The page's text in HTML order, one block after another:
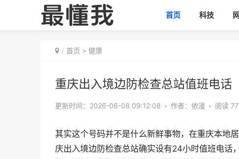
首页 科技
首页 > 健康
重庆出入境边防检查总站值班电话
更新时间：2026-06-08 09:12:08 • 作者：依漫 • 阅读
其实这个号码并不是什么新鲜事物，在重庆本地
庆出入境边防检查总站确实设有24小时值班电话